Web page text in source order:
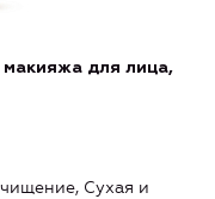
для лица,
Сухая и